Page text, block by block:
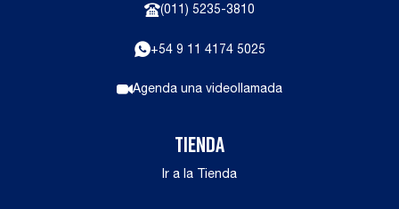
(011) 5235-3810
+54 9 11 4174 5025
Agenda una videollamada
TIENDA
Ir a la Tienda